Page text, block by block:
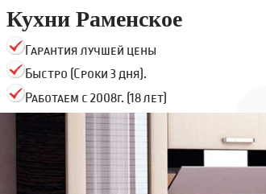
Кухни Раменское
Гарантия лучшей цены
Быстро (Сроки 3 дня).
Работаем с 2008г. (18 лет)